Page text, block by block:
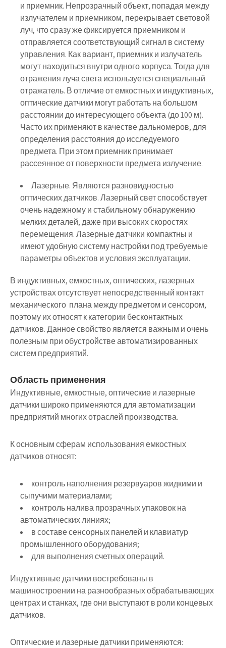
и приемник. Непрозрачный объект, попадая между
излучателем и приемником, перекрывает световой
луч, что сразу же фиксируется приемником и
отправляется соответствующий сигнал в систему
управления. Как вариант, приемник и излучатель
могут находиться внутри одного корпуса. Тогда для
отражения луча света используется специальный
отражатель. В отличие от емкостных и индуктивных,
оптические датчики могут работать на большом
расстоянии до интересующего объекта (до 100 м).
Часто их применяют в качестве дальномеров, для
определения расстояния до исследуемого
предмета. При этом приемник принимает
рассеянное от поверхности предмета излучение.
Лазерные. Являются разновидностью
оптических датчиков. Лазерный свет способствует
очень надежному и стабильному обнаружению
мелких деталей, даже при высоких скоростях
перемещения. Лазерные датчики компактны и
имеют удобную систему настройки под требуемые
параметры объектов и условия эксплуатации.
В индуктивных, емкостных, оптических, лазерных
устройствах отсутствует непосредственный контакт
механического плана между предметом и сенсором,
поэтому их относят к категории бесконтактных
датчиков. Данное свойство является важным и очень
полезным при обустройстве автоматизированных
систем предприятий.
Область применения
Индуктивные, емкостные, оптические и лазерные
датчики широко применяются для автоматизации
предприятий многих отраслей производства.
К основным сферам использования емкостных
датчиков относят:
контроль наполнения резервуаров жидкими и
сыпучими материалами;
контроль налива прозрачных упаковок на
автоматических линиях;
в составе сенсорных панелей и клавиатур
промышленного оборудования;
для выполнения счетных операций.
Индуктивные датчики востребованы в
машиностроении на разнообразных обрабатывающих
центрах и станках, где они выступают в роли концевых
датчиков.
Оптические и лазерные датчики применяются: